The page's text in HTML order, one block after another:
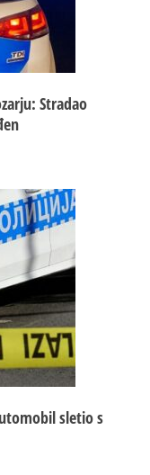
Stradao
sletio s